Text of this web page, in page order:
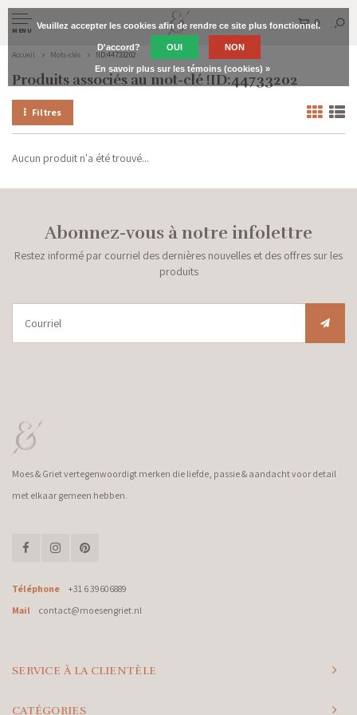
MENU
0
Accueil Mots-clés !ID:44733202
Produits associés au mot-clé !ID:44733202
Filtres
Aucun produit n'a été trouvé...
Abonnez-vous à notre infolettre
Restez informé par courriel des dernières nouvelles et des offres sur les
produits
Moes & Griet vertegenwoordigt merken die liefde, passie & aandacht voor detail
met elkaar gemeen hebben.
Téléphone
+31 6 39606889
Mail
contact@moesengriet.nl
SERVICE À LA CLIENTÈLE
CATÉGORIES
Veuillez accepter les cookies afin de rendre ce site plus fonctionnel.
D'accord? OUI NON
En savoir plus sur les témoins (cookies) »